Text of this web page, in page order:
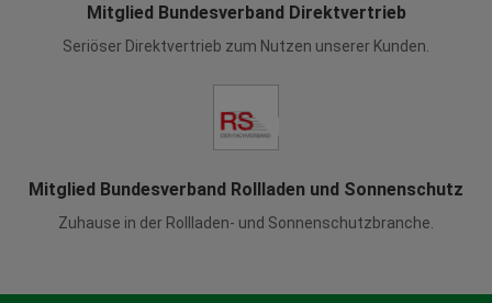
Mitglied Bundesverband Direktvertrieb
Seriöser Direktvertrieb zum Nutzen unserer Kunden.
Mitglied Bundesverband Rollladen und Sonnenschutz
Zuhause in der Rollladen- und Sonnenschutzbranche.